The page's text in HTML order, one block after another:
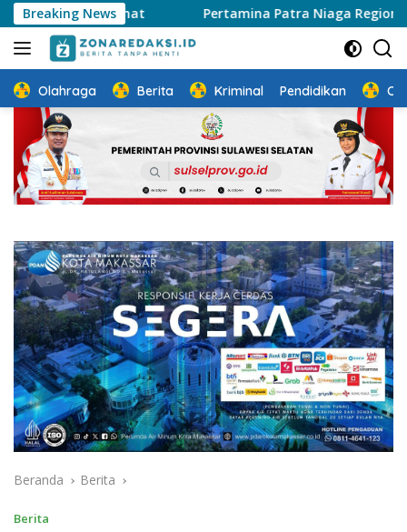
Langsung
ke
konten
Breaking News
Sehat Pertamina Patra Niaga Regional Sulawesi
Olahraga Berita Kriminal Pendidikan
Beranda Berita
Berita